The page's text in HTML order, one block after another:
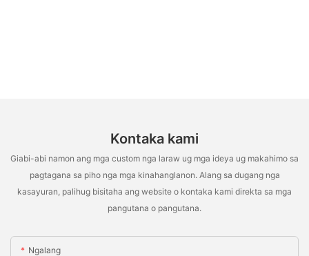
Kontaka kami
Giabi-abi namon ang mga custom nga laraw ug mga ideya ug makahimo sa
pagtagana sa piho nga mga kinahanglanon. Alang sa dugang nga
kasayuran, palihug bisitaha ang website o kontaka kami direkta sa mga
pangutana o pangutana.
Ngalang